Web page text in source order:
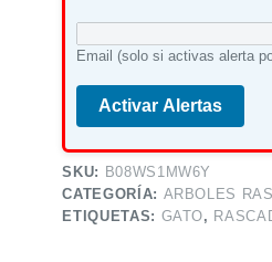
Email (solo si activas alerta
Activar Alertas
SKU: B08WS1MW6Y
CATEGORÍA: ARBOLES
ETIQUETAS: GATO,